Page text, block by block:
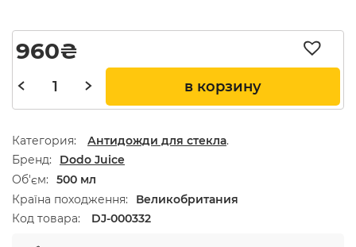
960₴
в корзину
Категория: Антидожди для стекла.
Бренд
Dodo Juice
Об'єм
500 мл
Країна походження
Великобритания
Код товара:
DJ-000332